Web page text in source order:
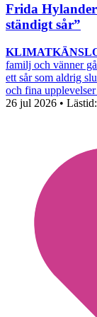
Frida
ständigt sår”
familj och vänner
ett sår som aldrig
och fina
26 jul 2026 • Lästid: